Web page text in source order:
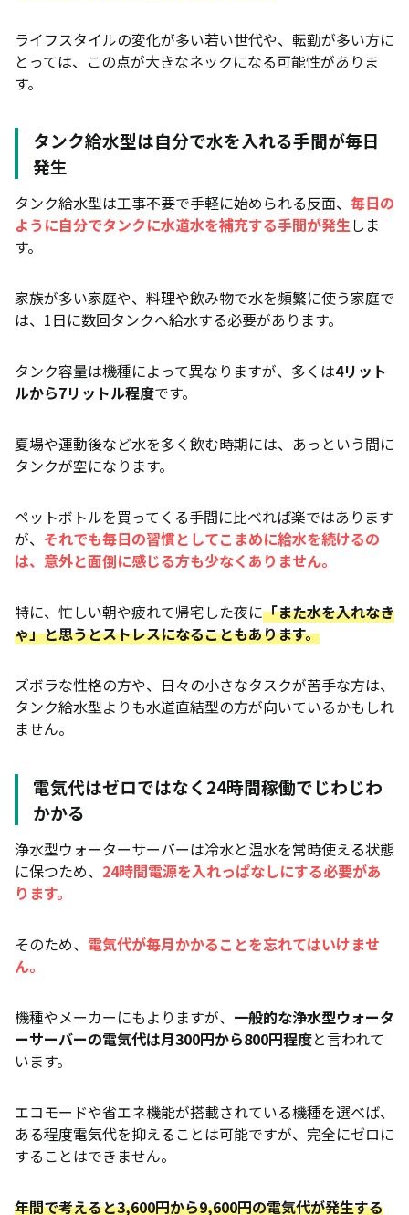
ライフスタイルの変化が多い若い世代や、転勤が多い方に
とっては、この点が大きなネックになる可能性がありま
す。
タンク給水型は自分で水を入れる手間が毎日
発生
タンク給水型は工事不要で手軽に始められる反面、 毎日の
ように自分でタンクに水道水を補充する手間が発生しま
す。
家族が多い家庭や、料理や飲み物で水を頻繁に使う家庭で
は、1日に数回タンクへ給水する必要があります。
タンク容量は機種によって異なりますが、多くは4リット
ルから7リットル程度です。
夏場や運動後など水を多く飲む時期には、あっという間に
タンクが空になります。
ペットボトルを買ってくる手間に比べれば楽ではあります
が、 それでも毎日の習慣としてこまめに給水を続けるの
は、意外と面倒に感じる方も少なくありません。
特に、忙しい朝や疲れて帰宅した夜に「また水を入れなき
ゃ」と思うとストレスになることもあります。
ズボラな性格の方や、日々の小さなタスクが苦手な方は、
タンク給水型よりも水道直結型の方が向いているかもしれ
ません。
電気代はゼロではなく24時間稼働でじわじわ
かかる
浄水型ウォーターサーバーは冷水と温水を常時使える状態
に保つため、 24時間電源を入れっぱなしにする必要があ
ります。
そのため、 電気代が毎月かかることを忘れてはいけませ
ん。
機種やメーカーにもよりますが、 一般的な浄水型ウォータ
ーサーバーの電気代は月300円から800円程度と言われて
います。
エコモードや省エネ機能が搭載されている機種を選べば、
ある程度電気代を抑えることは可能ですが、完全にゼロに
することはできません。
年間で考えると3,600円から9,600円の電気代が発生する